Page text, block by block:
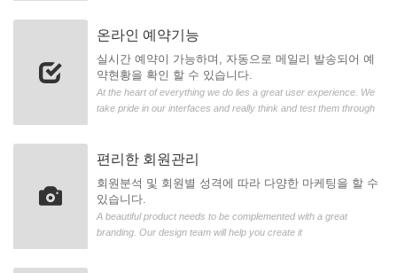
온라인 예약기능
실시간 예약이 가능하며, 자동으로 메일리 발송되어 예
약현황을 확인 할 수 있습니다.
At the heart of everything we do lies a great user experience. We
take pride in our interfaces and really think and test them through
편리한 회원관리
회원분석 및 회원별 성격에 따라 다양한 마케팅을 할 수
있습니다.
A beautiful product needs to be complemented with a great
branding. Our design team will help you create it